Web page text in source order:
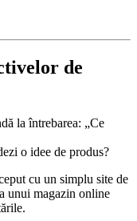
de
la întrebarea: „Ce
o idee de produs?
cu un simplu site de
unui magazin online